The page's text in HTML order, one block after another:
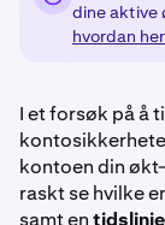
dine aktive
hvordan
I et forsøk på å
kontoen din
raskt se hvilke
samt en